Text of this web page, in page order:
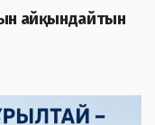
айқындайтын